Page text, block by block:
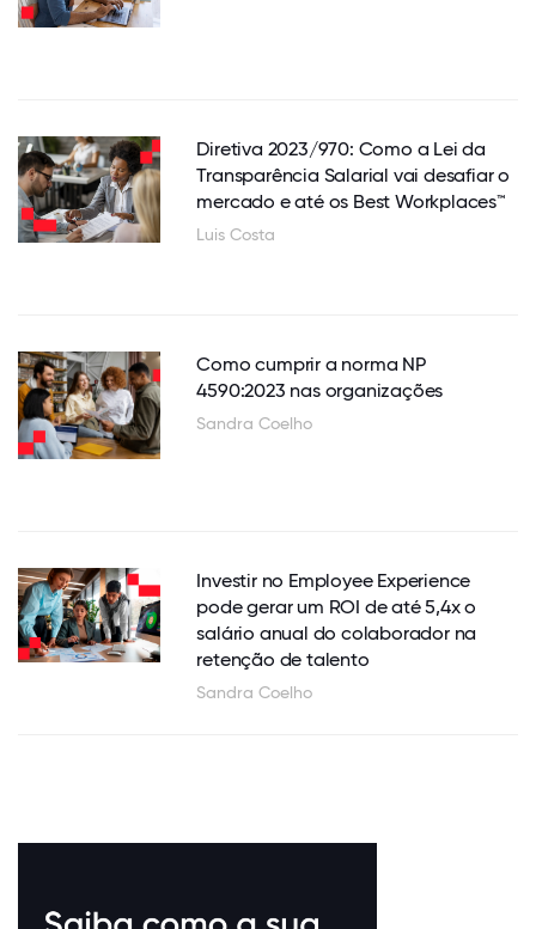
Diretiva 2023/970: Como a Lei da
Transparência Salarial vai desafiar o
mercado e até os Best Workplaces™
Luis Costa
Como cumprir a norma NP
4590:2023 nas organizações
Sandra Coelho
Investir no Employee Experience
pode gerar um ROI de até 5,4x o
salário anual do colaborador na
retenção de talento
Sandra Coelho